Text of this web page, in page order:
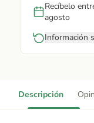
Recíbelo
agosto
Información
Descripción